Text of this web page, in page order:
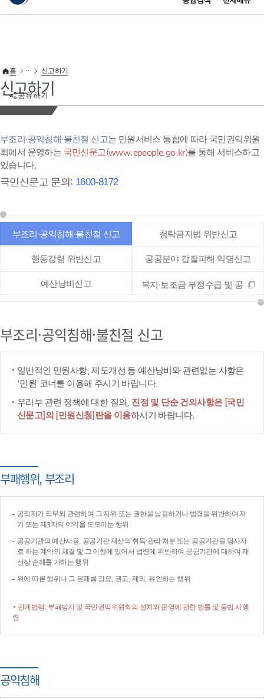
이 누리집은 대한민국 공식 전자정부 누리집입니다.
공유하기
홈 신고하기
신고하기
부조리·공익침해·불친절 신고는 민원서비스 통합에 따라 국민권익위원
회에서 운영하는 국민신문고(www.epeople.go.kr)를 통해 서비스하고
있습니다.
국민신문고 문의: 1600-8172
부조리·공익침해·불친절 신고 청탁금지법 위반신고
행동강령 위반신고 공공분야 갑질피해 익명신고
예산낭비신고 복지·보조금 부정수급 및 공
부조리·공익침해·불친절 신고
일반적인 민원사항, 제도개선 등 예산낭비와 관련없는 사항은
'민원'코너를 이용해 주시기 바랍니다.
우리부 관련 정책에 대한 질의, 진정 및 단순 건의사항은 [국민
신문고]의 [민원신청]란을 이용하시기 바랍니다.
부패행위, 부조리
공직자가 직무와 관련하여 그 지위 또는 권한을 남용하거나 법령을 위반하여 자
기 또는 제3자의 이익을 도모하는 행위
공공기관의 예산사용, 공공기관 재산의 취득·관리·처분 또는 공공기관을 당사자
로 하는 계약의 체결 및 그 이행에 있어서 법령에 위반하여 공공기관에 대하여 재
산상 손해를 가하는 행위
위에 따른 행위나 그 은폐를 강요, 권고, 제의, 유인하는 행위
* 관계법령: 부패방지 및 국민권익위원회의 설치와 운영에 관한 법률 및 동법 시행
령
공익침해